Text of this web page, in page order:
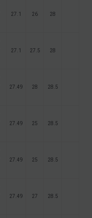
27.1 26 28
27.1 27.5 28
27.49 28 28.5
27.49 25 28.5
27.49 25 28.5
27.49 27 28.5